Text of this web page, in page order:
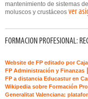
mantenimiento de sistemas
moluscos y crustáceos ver
FORMACION PROFESIONAL:
Website de FP editado por
FP Administración y Finanzas
FP a distancia Educastur en
Wikipedia sobre Formación
Generalitat Valenciana: